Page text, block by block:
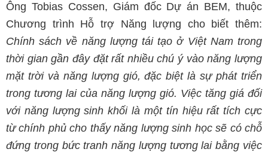
Ông Tobias Cossen, Giám đốc Dự án BEM, thuộc
Chương trình Hỗ trợ Năng lượng cho biết thêm:
Chính sách về năng lượng tái tạo ở Việt Nam trong
thời gian gần đây đặt rất nhiều chú ý vào năng lượng
mặt trời và năng lượng gió, đặc biệt là sự phát triển
trong tương lai của năng lượng gió. Việc tăng giá đối
với năng lượng sinh khối là một tín hiệu rất tích cực
từ chính phủ cho thấy năng lượng sinh học sẽ có chỗ
đứng trong bức tranh năng lượng tương lai bằng việc